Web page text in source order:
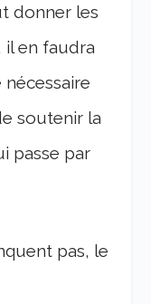
donner les
il en faudra
soutenir la
passe par
pas, le